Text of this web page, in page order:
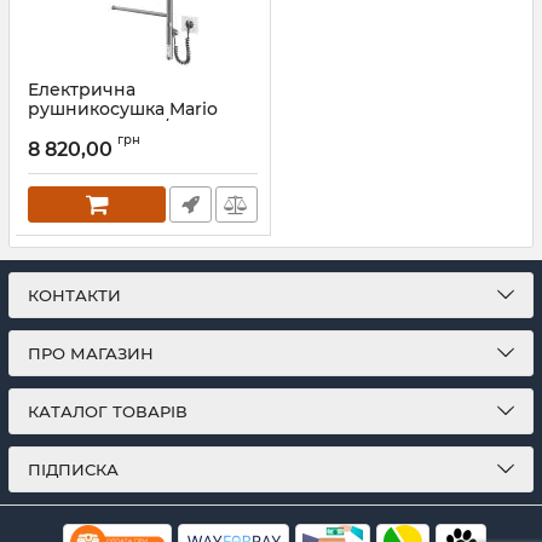
Електрична
рушникосушка Mario
Веєр-I 800х445/55
електр. TR
Артикул:2.3.0408.11.P
8 820,00 грн
КОНТАКТИ
ПРО МАГАЗИН
КАТАЛОГ ТОВАРІВ
ПІДПИСКА